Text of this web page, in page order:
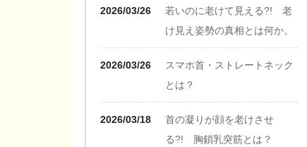
2026/03/26
若いのに老けて見える?! 老
け見え姿勢の真相とは何か。
2026/03/26
スマホ首・ストレートネック
とは？
2026/03/18
首の凝りが顔を老けさせ
る?! 胸鎖乳突筋とは？